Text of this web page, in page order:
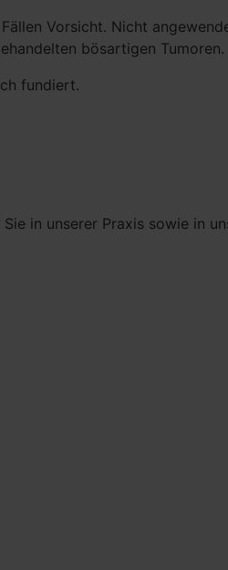
Vorsicht. Nicht
bösartigen Tumoren.
fundiert.
in unserer Praxis sowie in